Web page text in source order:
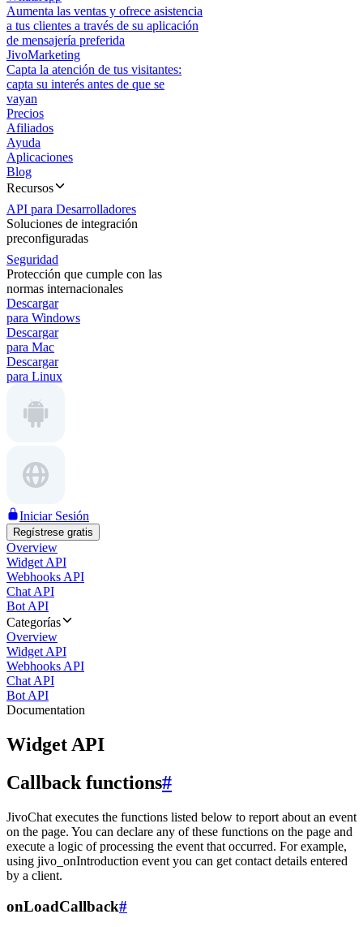
Aumenta las ventas y ofrece asistencia
a tus clientes a través de su aplicación
de mensajería preferida
JivoMarketing
Capta la atención de tus visitantes:
capta su interés antes de que se
vayan
Precios
Afiliados
Ayuda
Aplicaciones
Blog
Recursos
API para Desarrolladores
Soluciones de integración
preconfiguradas
Seguridad
Protección que cumple con las
normas internacionales
Descargar
para Windows
Descargar
para Mac
Descargar
para Linux
Iniciar Sesión
Regístrese gratis
Overview
Widget API
Webhooks API
Chat API
Bot API
Categorías
Overview
Widget API
Webhooks API
Chat API
Bot API
Documentation
Widget API
Callback functions#
JivoChat executes the functions listed below to report about an event
on the page. You can declare any of these functions on the page and
execute a logic of processing the event that occurred. For example,
using jivo_onIntroduction event you can get contact details entered
by a client.
onLoadCallback#